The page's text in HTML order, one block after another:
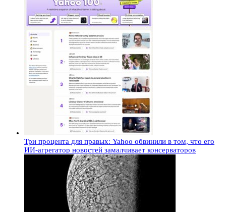
Три процента для правых: Yahoo обвинили в том, что его
ИИ-агрегатор новостей замалчивает консерваторов